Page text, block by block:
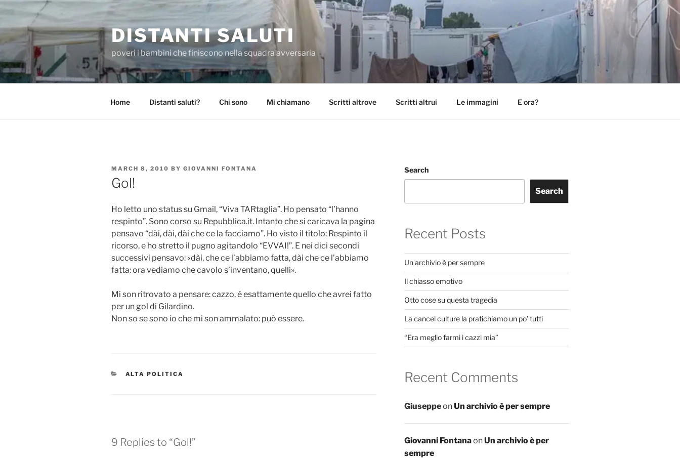
content
DISTANTI SALUTI
poveri i bambini che finiscono nella squadra avversaria
Home Distanti saluti? Chi sono Mi chiamano Scritti altrove Scritti altrui Le immagini E ora?
POSTED
ON
MARCH 8, 2010 BY GIOVANNI FONTANA
Gol!
Ho letto uno status su Gmail, “Viva TARtaglia”. Ho pensato “l’hanno
respinto”. Sono corso su Repubblica.it. Intanto che si caricava la pagina
pensavo “dài, dài, dài che ce la facciamo”. Ho visto il titolo: Respinto il
ricorso, e ho stretto il pugno agitandolo “EVVAI!”. E nei dici secondi
successivi pensavo: «dài, che ce l’abbiamo fatta, dài che ce l’abbiamo
fatta: ora vediamo che cavolo s’inventano, quelli».
Mi son ritrovato a pensare: cazzo, è esattamente quello che avrei fatto
per un gol di Gilardino.
Non so se sono io che mi son ammalato: può essere.
CATEGORIES
ALTA POLITICA
9 Replies to “Gol!”
Search
Search
Recent Posts
Un archivio è per sempre
Il chiasso emotivo
Otto cose su questa tragedia
La cancel culture la pratichiamo un po’ tutti
“Era meglio farmi i cazzi mia”
Recent Comments
GiuseppeonUn archivio è per sempre
Giovanni FontanaonUn archivio è per
sempre